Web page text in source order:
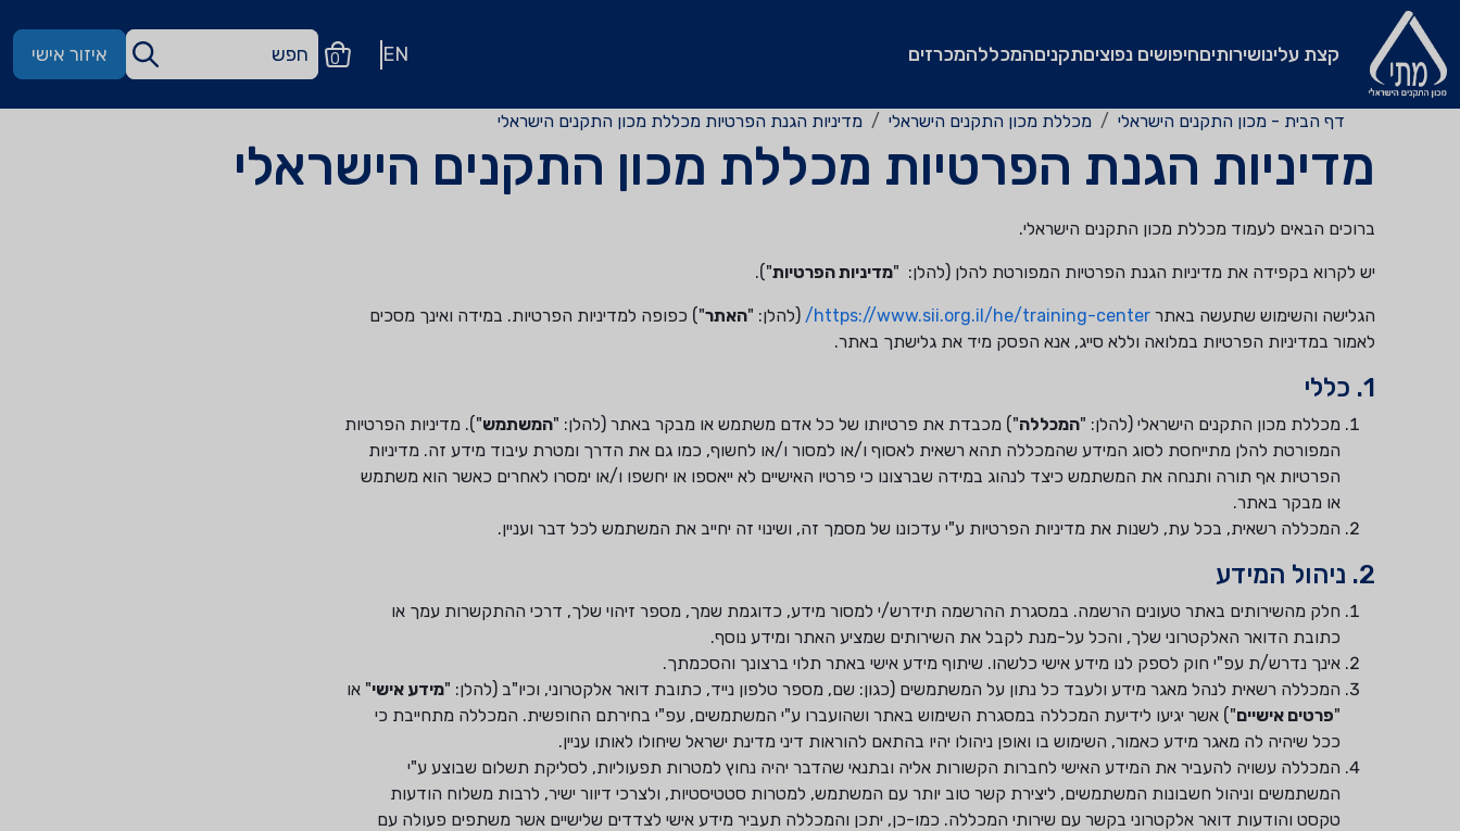
קצת עלינושירותיםחיפושים נפוציםתקניםהמכללהמכרזים EN
0 איזור אישי
דף הבית - מכון התקנים הישראלי מכללת מכון התקנים הישראלי מדיניות הגנת הפרטיות מכללת מכון התקנים הישראלי
מדיניות הגנת הפרטיות מכללת מכון התקנים הישראלי
ברוכים הבאים לעמוד מכללת מכון התקנים הישראלי.
יש לקרוא בקפידה את מדיניות הגנת הפרטיות המפורטת להלן (להלן: "מדיניות הפרטיות").
הגלישה והשימוש שתעשה באתר https://www.sii.org.il/he/training-center/ (להלן: "האתר") כפופה למדיניות הפרטיות. במידה ואינך מסכים
לאמור במדיניות הפרטיות במלואה וללא סייג, אנא הפסק מיד את גלישתך באתר.
1. כללי
מכללת מכון התקנים הישראלי (להלן: "המכללה") מכבדת את פרטיותו של כל אדם משתמש או מבקר באתר (להלן: "המשתמש"). מדיניות הפרטיות
המפורטת להלן מתייחסת לסוג המידע שהמכללה תהא רשאית לאסוף ו/או למסור ו/או לחשוף, כמו גם את הדרך ומטרת עיבוד מידע זה. מדיניות
הפרטיות אף תורה ותנחה את המשתמש כיצד לנהוג במידה שברצונו כי פרטיו האישיים לא ייאספו או יחשפו ו/או ימסרו לאחרים כאשר הוא משתמש
או מבקר באתר.
המכללה רשאית, בכל עת, לשנות את מדיניות הפרטיות ע"י עדכונו של מסמך זה, ושינוי זה יחייב את המשתמש לכל דבר ועניין.
2. ניהול המידע
חלק מהשירותים באתר טעונים הרשמה. במסגרת ההרשמה תידרש/י למסור מידע, כדוגמת שמך, מספר זיהוי שלך, דרכי ההתקשרות עמך או
כתובת הדואר האלקטרוני שלך, והכל על-מנת לקבל את השירותים שמציע האתר ומידע נוסף.
אינך נדרש/ת עפ"י חוק לספק לנו מידע אישי כלשהו. שיתוף מידע אישי באתר תלוי ברצונך והסכמתך.
המכללה רשאית לנהל מאגר מידע ולעבד כל נתון על המשתמשים (כגון: שם, מספר טלפון נייד, כתובת דואר אלקטרוני, וכיו"ב (להלן: "מידע אישי" או
"פרטים אישיים") אשר יגיעו לידיעת המכללה במסגרת השימוש באתר ושהועברו ע"י המשתמשים, עפ"י בחירתם החופשית. המכללה מתחייבת כי
ככל שיהיה לה מאגר מידע כאמור, השימוש בו ואופן ניהולו יהיו בהתאם להוראות דיני מדינת ישראל שיחולו לאותו עניין.
המכללה עשויה להעביר את המידע האישי לחברות הקשורות אליה ובתנאי שהדבר יהיה נחוץ למטרות תפעוליות, לסליקת תשלום שבוצע ע"י
המשתמשים וניהול חשבונות המשתמשים, ליצירת קשר טוב יותר עם המשתמש, למטרות סטטיסטיות, ולצרכי דיוור ישיר, לרבות משלוח הודעות
טקסט והודעות דואר אלקטרוני בקשר עם שירותי המכללה. כמו-כן, יתכן והמכללה תעביר מידע אישי לצדדים שלישיים אשר משתפים פעולה עם